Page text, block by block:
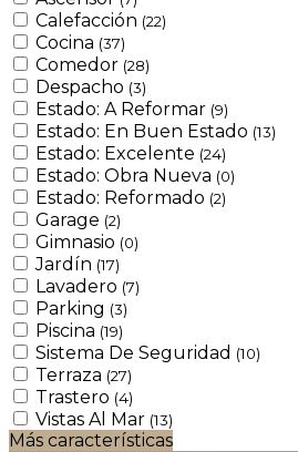
Calefacción (22)
Cocina (37)
Comedor (28)
Despacho (3)
Estado: A Reformar (9)
Estado: En Buen Estado (13)
Estado: Excelente (24)
Estado: Obra Nueva (0)
Estado: Reformado (2)
Garage (2)
Gimnasio (0)
Jardín (17)
Lavadero (7)
Parking (3)
Piscina (19)
Sistema De Seguridad (10)
Terraza (27)
Trastero (4)
Vistas Al Mar (13)
Más características